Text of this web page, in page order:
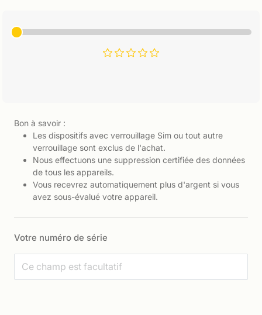
Bon à savoir :
Les dispositifs avec verrouillage Sim ou tout autre
verrouillage sont exclus de l'achat.
Nous effectuons une suppression certifiée des données
de tous les appareils.
Vous recevrez automatiquement plus d'argent si vous
avez sous-évalué votre appareil.
Votre numéro de série